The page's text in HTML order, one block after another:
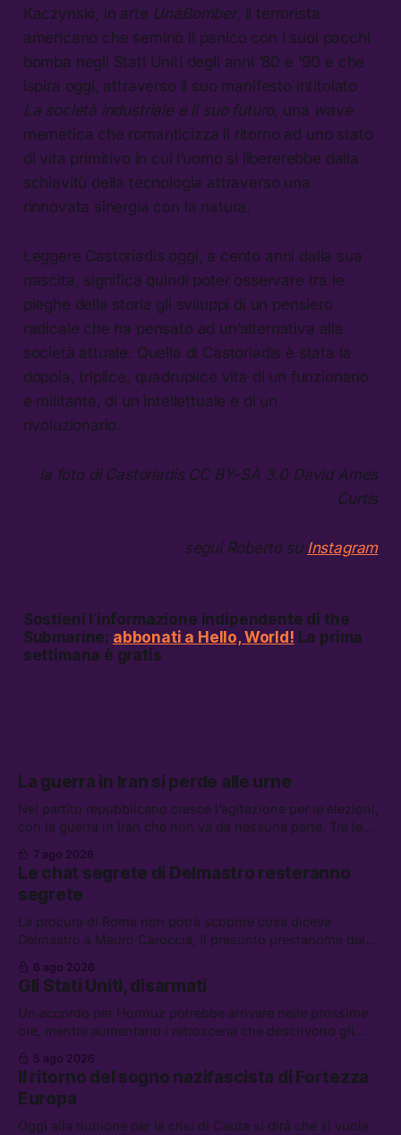
Kaczynski, in arte UnaBomber, il terrorista
americano che seminò il panico con i suoi pacchi
bomba negli Stati Uniti degli anni ’80 e ’90 e che
ispira oggi, attraverso il suo manifesto intitolato
La società industriale e il suo futuro, una wave
memetica che romanticizza il ritorno ad uno stato
di vita primitivo in cui l’uomo si libererebbe dalla
schiavitù della tecnologia attraverso una
rinnovata sinergia con la natura.
Leggere Castoriadis oggi, a cento anni dalla sua
nascita, significa quindi poter osservare tra le
pieghe della storia gli sviluppi di un pensiero
radicale che ha pensato ad un’alternativa alla
società attuale. Quella di Castoriadis è stata la
doppia, triplice, quadruplice vita di un funzionario
e militante, di un intellettuale e di un
rivoluzionario.
la foto di Castoriadis CC BY-SA 3.0 David Ames
Curtis
segui Roberto su Instagram
Sostieni l’informazione indipendente di the
Submarine: abbonati a Hello, World! La prima
settimana è gratis
La guerra in Iran si perde alle urne
Nel partito repubblicano cresce l’agitazione per le elezioni,
con la guerra in Iran che non va da nessuna parte. Tra le
altre notizie: due alti dirigenti del Mossad hanno perso il
lavoro, Schlein prova a mettere in sicurezza la coalizione, e
che cos’è lo “Spiralismo,” la religione degli agenti IA
7 ago 2026
Le chat segrete di Delmastro resteranno
segrete
La procura di Roma non potrà scoprire cosa diceva
Delmastro a Mauro Caroccia, il presunto prestanome del
clan Senese. Tra le altre notizie: le IDF hanno ripreso gli
attacchi in Libano, il governo chiederà 36 miliardi di
flessibilità in armi e energia, e Grokipedia è già stata
abbandonata
6 ago 2026
Gli Stati Uniti, disarmati
Un accordo per Hormuz potrebbe arrivare nelle prossime
ore, mentre aumentano i retroscena che descrivono gli
Stati Uniti come disarmati. Tra le altre notizie: le storie di
chi aspetta i dispersi di Ceuta, il boom dei carburanti
diluiti, e quanti attivisti anti data center sono stati arrestati
5 ago 2026
Il ritorno del sogno nazifascista di Fortezza
Europa
Oggi alla riunione per la crisi di Ceuta si dirà che si vuole